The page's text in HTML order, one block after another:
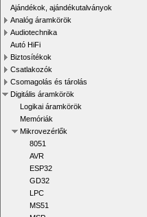
Ajándékok, ajándékutalványok
Analóg áramkörök
Audiotechnika
Autó HiFi
Biztosítékok
Csatlakozók
Csomagolás és tárolás
Digitális áramkörök
Logikai áramkörök
Memóriák
Mikrovezérlők
8051
AVR
ESP32
GD32
LPC
MS51